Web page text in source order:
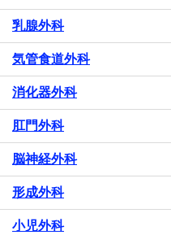
乳腺外科
気管食道外科
消化器外科
肛門外科
脳神経外科
形成外科
小児外科